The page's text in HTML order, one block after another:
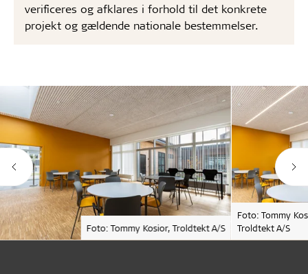
verificeres og afklares i forhold til det konkrete
projekt og gældende nationale bestemmelser.
Foto: Tommy Kosior, Troldtekt A/S
Foto: Tommy
Troldtekt A/S